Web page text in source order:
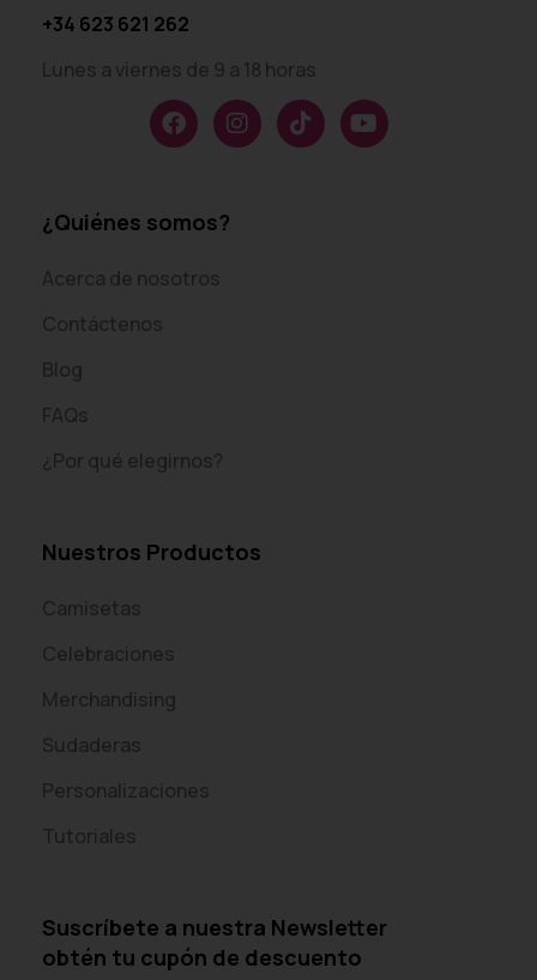
+34 623 621 262
Lunes a viernes de 9 a 18 horas
¿Quiénes somos?
Acerca de nosotros
Contáctenos
Blog
FAQs
¿Por qué elegirnos?
Nuestros Productos
Camisetas
Celebraciones
Merchandising
Sudaderas
Personalizaciones
Tutoriales
Suscríbete a nuestra Newsletter
obtén tu cupón de descuento